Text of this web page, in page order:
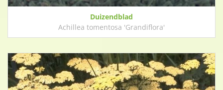
Duizendblad
Achillea tomentosa 'Grandiflora'